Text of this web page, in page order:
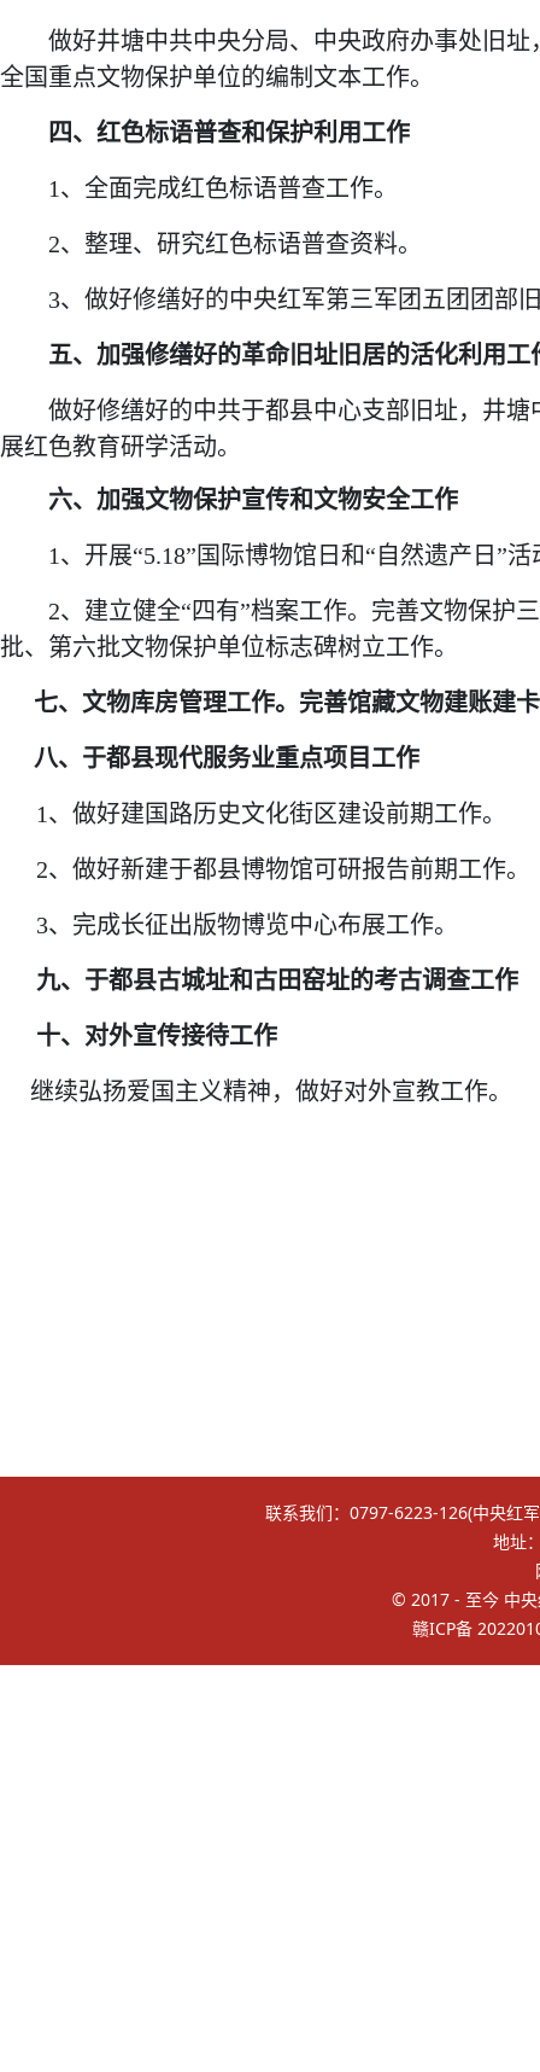
做好井塘中共中央分局、中央政府办事处旧
全国重点文物保护单位的编制文本工作。
四、红色标语普查和保护利用工作
1、 全面完成红色标语普查工作。
2、 整理、研究红色标语普查资料。
3、 做好修缮好的中央红军第三军团五团团部
五、加强修缮好的革命旧址旧居的活化利用工
做好修缮好的中共于都县中心支部旧址，井
展红色教育研学活动。
六、加强文物保护宣传和文物安全工作
1、开展“5.18”国际博物馆日和“自然遗产日”活
2、建立健全“四有”档案工作。完善文物保护
批、第六批文物保护单位标志碑树立工作。
七、文物库房管理工作。完善馆藏文物建账建
八、于都县现代服务业重点项目工作
1、做好建国路历史文化街区建设前期工作。
2、做好新建于都县博物馆可研报告前期工作。
3、完成长征出版物博览中心布展工作。
九、于都县古城址和古田窑址的考古调查工作
十、对外宣传接待工作
继续弘扬爱国主义精神，做好对外宣教工作。
联系我们：0797-6223-126(中央红
地址
© 2017 - 至今 中
赣ICP备